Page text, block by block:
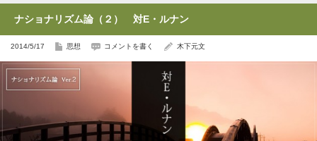
ナショナリズム論（２） 対E・ルナン
2014/5/17 思想 コメントを書く 木下元文